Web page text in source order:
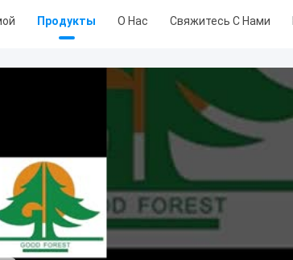
Продукты О Нас Свяжитесь С Нами